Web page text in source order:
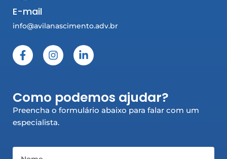
E-mail
info@avilanascimento.adv.br
F
a
o
o
k
-
I
n
g
r
a
L
i
d
i
n
Como podemos ajudar?
Preencha o formulário abaixo para falar com um
especialista.